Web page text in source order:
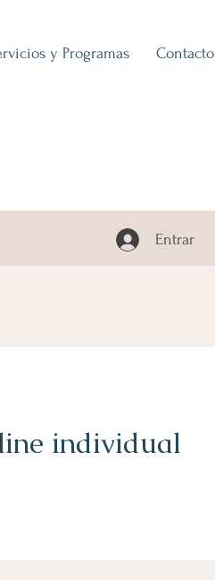
y Programas Contacto
Entrar
individual